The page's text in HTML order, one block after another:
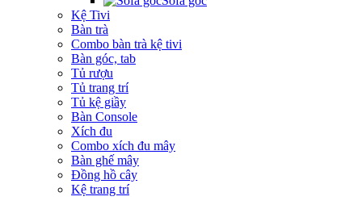
Kệ Tivi
Bàn trà
Combo bàn trà kệ tivi
Bàn góc, tab
Tủ rượu
Tủ trang trí
Tủ kệ giầy
Bàn Console
Xích đu
Combo xích đu mây
Bàn ghế mây
Đồng hồ cây
Kệ trang trí